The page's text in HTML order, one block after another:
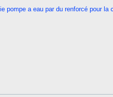
pompe a eau par du renforcé pour la